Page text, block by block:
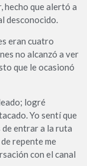
hecho que alertó a
desconocido.
eran cuatro
no alcanzó a ver
que le ocasionó
logré
Yo sentí que
de entrar a la ruta
repente me
con el canal